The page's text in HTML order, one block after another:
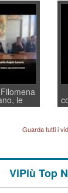
CNCU
di
le
di
di
D'UrsoGuarda tutti i
ViPiù Top